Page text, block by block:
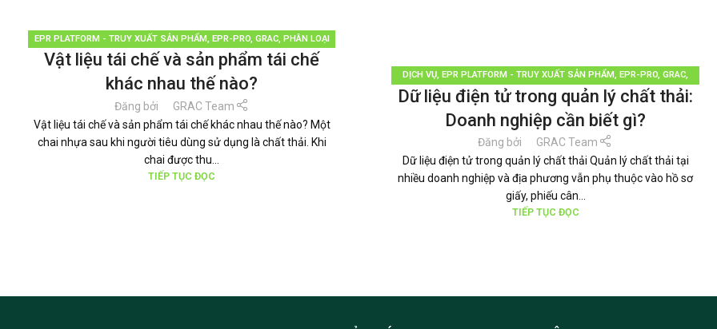
EPR PLATFORM - TRUY XUẤT SẢN PHẨM, EPR-PRO, GRAC, PHÂN LOẠI
RÁC,QUẢN LÝ RÁC THẢI,TÁI CHẾ TÁI SỬ DỤNG,THƯƠNG HIỆU BỀN
TIN TỨC
Vật liệu tái chế và sản phẩm tái chế
khác nhau thế nào?
Đăng bởi
GRAC Team
Vật liệu tái chế và sản phẩm tái chế khác nhau thế nào? Một
chai nhựa sau khi người tiêu dùng sử dụng là chất thải. Khi
chai được thu...
TIẾP TỤC ĐỌC
DỊCH VỤ, EPR PLATFORM - TRUY XUẤT SẢN PHẨM, EPR-PRO,GRAC,
PHÂN LOẠI RÁC,QUẢN LÝ RÁC THẢI, TÁI CHẾ TÁI SỬ DỤNG,THƯƠNG
TIN TỨC
Dữ liệu điện tử trong quản lý chất thải:
Doanh nghiệp cần biết gì?
Đăng bởi
GRAC Team
Dữ liệu điện tử trong quản lý chất thải Quản lý chất thải tại
nhiều doanh nghiệp và địa phương vẫn phụ thuộc vào hồ sơ
giấy, phiếu cân...
TIẾP TỤC ĐỌC